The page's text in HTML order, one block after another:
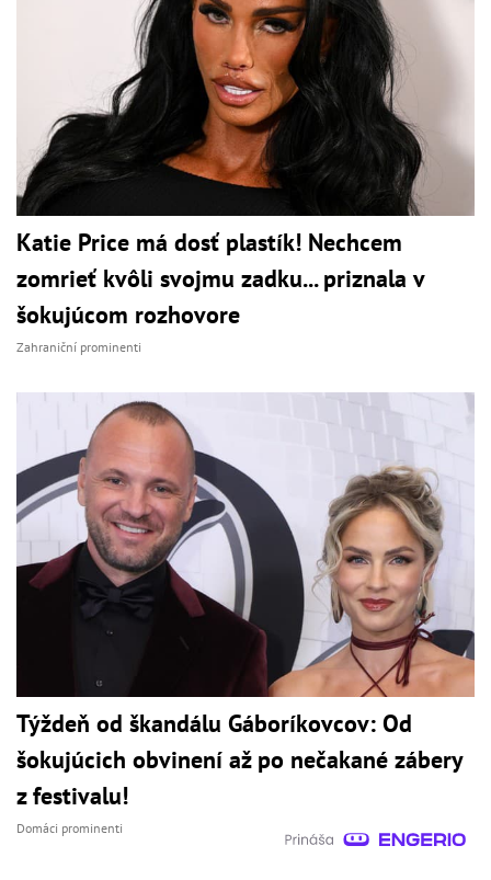
Katie Price má dosť plastík! Nechcem
zomrieť kvôli svojmu zadku... priznala v
šokujúcom rozhovore
Zahraniční prominenti
Týždeň od škandálu Gáboríkovcov: Od
šokujúcich obvinení až po nečakané zábery
z festivalu!
Domáci prominenti